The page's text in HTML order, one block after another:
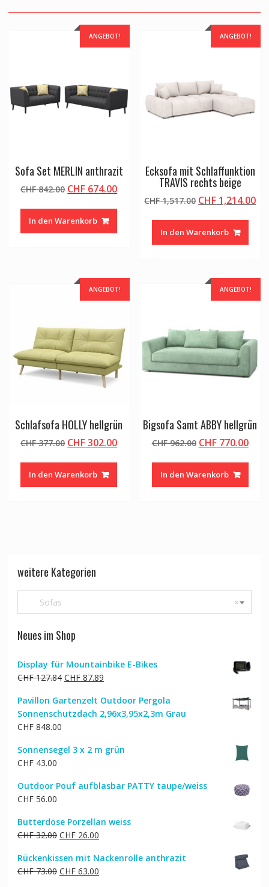
ANGEBOT!
Sofa Set MERLIN anthrazit
CHF842.00 Ursprünglicher
war:
CHF 842.00
CHF 674.00Aktueller
CHF 674.00.
In den Warenkorb
ANGEBOT!
Ecksofa mit Schlaffunktion
TRAVIS rechts beige
CHF1,517.00 Ursprünglicher
war:
CHF 1,517.00
CHF 1,214.00
In den Warenkorb
ANGEBOT!
Schlafsofa HOLLY hellgrün
CHF377.00 Ursprünglicher
war:
CHF 377.00
CHF302.00Aktueller
CHF 302.00.
In den Warenkorb
ANGEBOT!
Bigsofa Samt ABBY hellgrün
CHF962.00 Ursprünglicher
war:
CHF 962.00
CHF770.00
In den Warenkorb
weitere Kategorien
×
Sofas
Neues im Shop
Display für Mountainbike E-Bikes
CHF127.84 Ursprünglicher
war:
CHF 127.84
CHF87.89Aktueller
ist:
CHF 87.89.
Pavillon Gartenzelt Outdoor Pergola
Sonnenschutzdach 2,96x3,95x2,3m Grau
CHF848.00
Sonnensegel 3 x 2 m grün
CHF43.00
Outdoor Pouf aufblasbar PATTY taupe/weiss
CHF56.00
Butterdose Porzellan weiss
CHF32.00 Ursprünglicher
war:
CHF 32.00
CHF26.00Aktueller
ist:
CHF 26.00.
Rückenkissen mit Nackenrolle anthrazit
CHF73.00 Ursprünglicher
CHF63.00Aktueller